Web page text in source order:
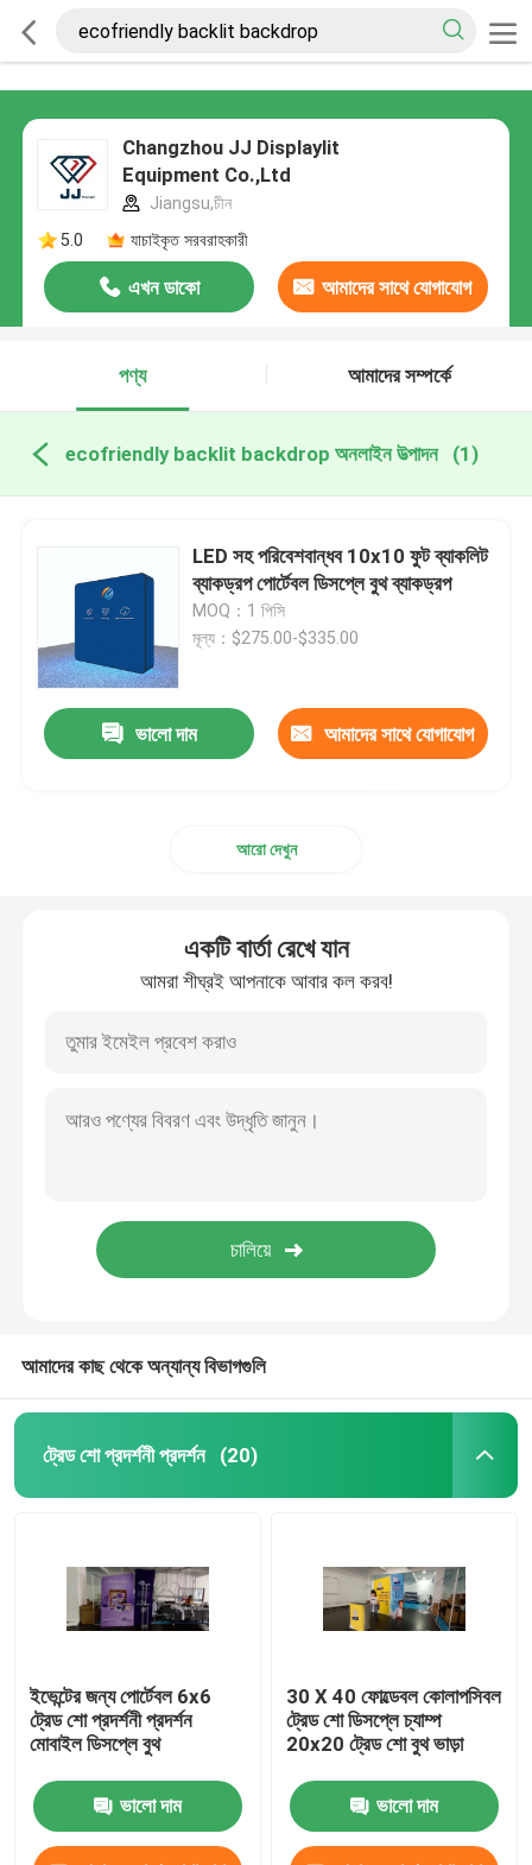
Changzhou JJ Displaylit
Equipment Co.,Ltd
Jiangsu,চীন
5.0
যাচাইকৃত সরবরাহকারী
এখন ডাকো আমাদের সাথে যোগাযোগ
পণ্য
আমাদের সম্পর্কে
ecofriendly backlit backdrop অনলাইন উত্পাদন (1)
LED সহ পরিবেশবান্ধব 10x10 ফুট ব্যাকলিট
ব্যাকড্রপ পোর্টেবল ডিসপ্লে বুথ ব্যাকড্রপ
MOQ：1 পিসি
মূল্য：$275.00-$335.00
ভালো দাম আমাদের সাথে যোগাযোগ
আরো দেখুন
একটি বার্তা রেখে যান
আমরা শীঘ্রই আপনাকে আবার কল করব!
আমাদের কাছ থেকে অন্যান্য বিভাগগুলি
ট্রেড শো প্রদর্শনী প্রদর্শন (20)
ইভেন্টের জন্য পোর্টেবল 6x6
ট্রেড শো প্রদর্শনী প্রদর্শন
মোবাইল ডিসপ্লে বুথ
ভালো দাম
30 X 40 ফোল্ডেবল কোলাপসিবল
ট্রেড শো ডিসপ্লে চ্যাম্প
20x20 ট্রেড শো বুথ ভাড়া
ভালো দাম